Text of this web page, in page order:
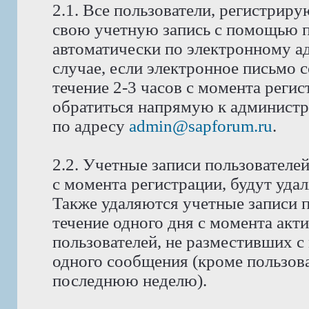
2.1. Все пользователи,
свою учетную запись с помощью
автоматически по электронному
случае, если электронное письмо
течение 2-3 часов с момента
обратиться напрямую к
по адресу admin@sapforum.ru.
2.2. Учетные записи
с момента регистрации, будут
Также удаляются учетные записи
течение одного дня с момента
пользователей, не разместивших
одного сообщения (кроме
последнюю неделю).